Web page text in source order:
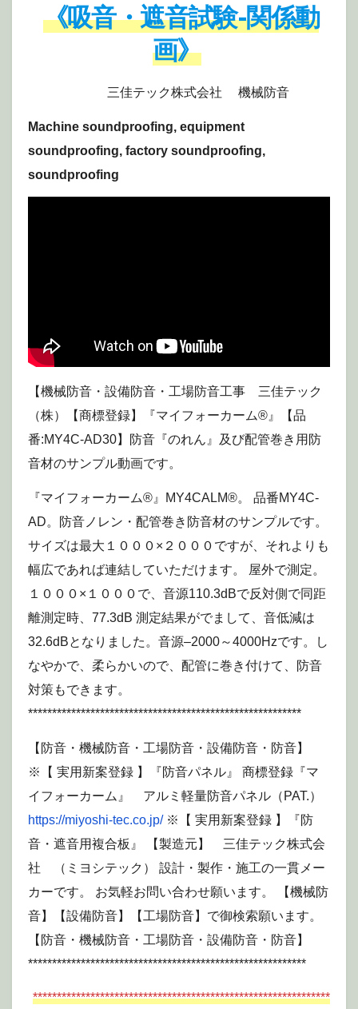
《吸音・遮音試験-関係動
画》
三佳テック株式会社 機械防音
Machine soundproofing, equipment
soundproofing, factory soundproofing,
soundproofing
【機械防音・設備防音・工場防音工事 三佳テック
（株）【商標登録】『マイフォーカーム®』【品
番:MY4C-AD30】防音『のれん』及び配管巻き用防
音材のサンプル動画です。
『マイフォーカーム®』MY4CALM®。 品番MY4C-
AD。防音ノレン・配管巻き防音材のサンプルです。
サイズは最大１０００×２０００ですが、それよりも
幅広であれば連結していただけます。 屋外で測定。
１０００×１０００で、音源110.3dBで反対側で同距
離測定時、77.3dB 測定結果がでまして、音低減は
32.6dBとなりました。音源–2000～4000Hzです。し
なやかで、柔らかいので、配管に巻き付けて、防音
対策もできます。
*********************************************************
【防音・機械防音・工場防音・設備防音・防音】
※【 実用新案登録 】『防音パネル』 商標登録『マ
イフォーカーム』 アルミ軽量防音パネル（PAT.）
https://miyoshi-tec.co.jp/※【 実用新案登録 】『防
音・遮音用複合板』 【製造元】 三佳テック株式会
社 （ミヨシテック） 設計・製作・施工の一貫メー
カーです。 お気軽お問い合わせ願います。 【機械防
音】【設備防音】【工場防音】で御検索願います。
【防音・機械防音・工場防音・設備防音・防音】
**********************************************************
**************************************************************